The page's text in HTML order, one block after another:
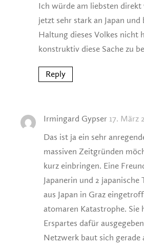
Ich würde am liebsten
jetzt sehr stark an Japan
Haltung dieses Volkes nicht
konstruktiv diese Sache zu
Reply
Irmingard Gypser 17. März
Das ist ja ein sehr
massiven Zeitgründen
kurz einbringen. Eine
Japanerin und 2 japanische
aus Japan in Graz
atomaren Katastrophe. Sie
Erspartes dafür
Netzwerk baut sich gerade